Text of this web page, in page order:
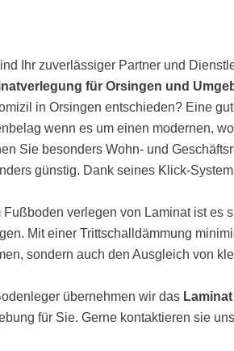
Ihr zuverlässiger Partner und
für Orsingen und
in Orsingen entschieden? Eine
wenn es um einen modernen,
Sie besonders Wohn- und
günstig. Dank seines Klick-
Fußboden verlegen von Laminat ist es
Mit einer Trittschalldämmung
sondern auch den Ausgleich von
übernehmen wir das
für Sie. Gerne kontaktieren sie